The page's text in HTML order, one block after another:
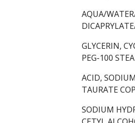
AQUA/
GLYCERIN,
PEG-100
ACID,
TAURATE
SODIUM